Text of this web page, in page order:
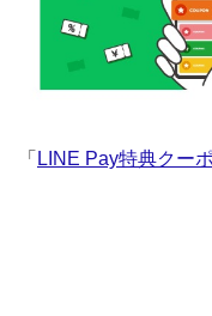
「 LINE Pay特典クー